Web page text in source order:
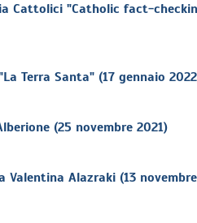
Cattolici "Catholic fact-
Terra Santa" (17 gennaio
(25 novembre 2021)
Valentina Alazraki (13